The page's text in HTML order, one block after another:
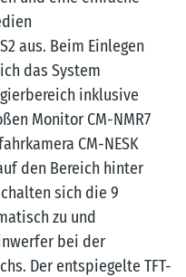
aus. Beim Einlegen
das System
inklusive
Monitor CM-NMR7
CM-NESK
den Bereich hinter
sich die 9
zu und
bei der
Der entspiegelte TFT-